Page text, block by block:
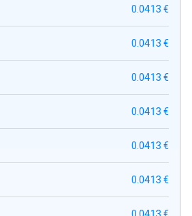
0.0413 €
0.0413 €
0.0413 €
0.0413 €
0.0413 €
0.0413 €